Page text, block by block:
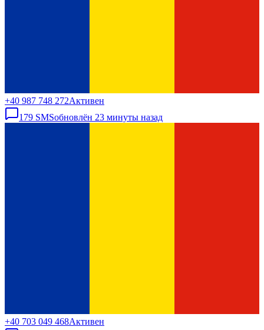
+40 987 748 272Активен
179 SMSобновлён 23 минуты назад
+40 703 049 468Активен